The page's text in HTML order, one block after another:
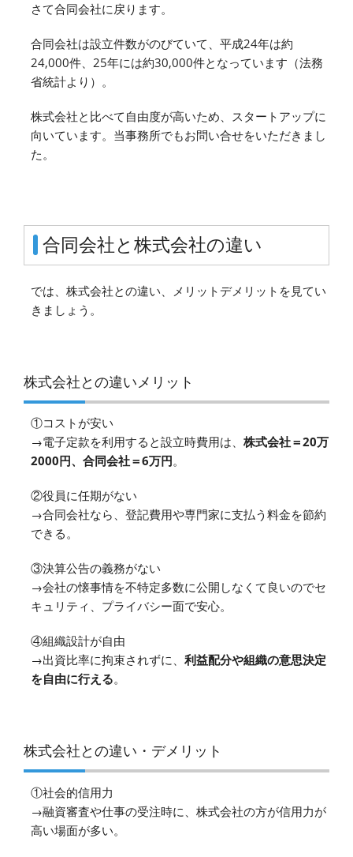
さて合同会社に戻ります。
合同会社は設立件数がのびていて、平成24年は約
24,000件、25年には約30,000件となっています（法務
省統計より）。
株式会社と比べて自由度が高いため、スタートアップに
向いています。当事務所でもお問い合せをいただきまし
た。
合同会社と株式会社の違い
では、株式会社との違い、メリットデメリットを見てい
きましょう。
株式会社との違いメリット
①コストが安い
→電子定款を利用すると設立時費用は、 株式会社＝20万
2000円、合同会社＝6万円。
②役員に任期がない
→合同会社なら、登記費用や専門家に支払う料金を節約
できる。
③決算公告の義務がない
→会社の懐事情を不特定多数に公開しなくて良いのでセ
キュリティ、プライバシー面で安心。
④組織設計が自由
→出資比率に拘束されずに、 利益配分や組織の意思決定
を自由に行える。
株式会社との違い・デメリット
①社会的信用力
→融資審査や仕事の受注時に、株式会社の方が信用力が
高い場面が多い。